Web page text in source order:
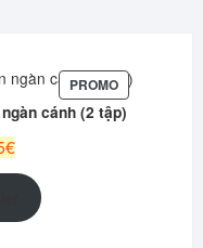
PROMOPRODUIT
EN
PROMOTION
cánh (2 tập)
€Le
prix
actuel
est :